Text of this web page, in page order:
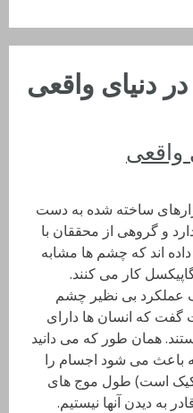
دنیای واقعی
واقعی
ساخته شده به دست
و گروهی از محققان با
اند که چشم ها مشابه
هایی با قدرت 576 مگاپیکسل کار می کنند.
عملکرد بی نظیر چشم
گفت که انسان ها دارای
همان طور که می دانید
باعث می شود اجسام را
است) طول موج های
به دیدن آنها نیستیم.